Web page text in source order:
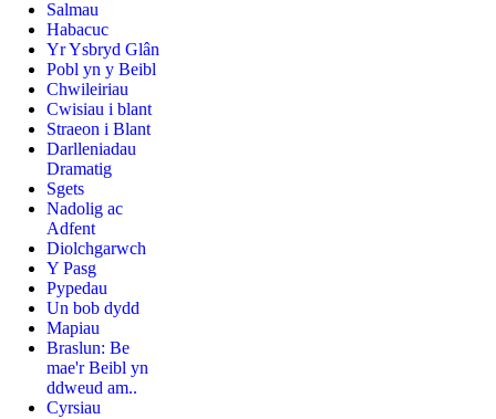
Salmau
Habacuc
Yr Ysbryd Glân
Pobl yn y Beibl
Chwileiriau
Cwisiau i blant
Straeon i Blant
Darlleniadau
Dramatig
Sgets
Nadolig ac
Adfent
Diolchgarwch
Y Pasg
Pypedau
Un bob dydd
Mapiau
Braslun: Be
mae'r Beibl yn
ddweud am..
Cyrsiau